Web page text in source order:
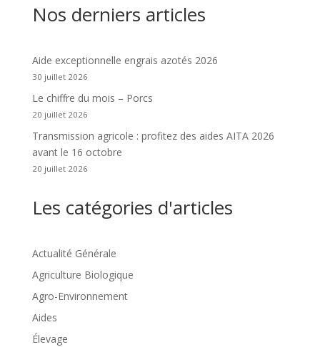
Nos derniers articles
Aide exceptionnelle engrais azotés 2026
30 juillet 2026
Le chiffre du mois – Porcs
20 juillet 2026
Transmission agricole : profitez des aides AITA 2026
avant le 16 octobre
20 juillet 2026
Les catégories d'articles
Actualité Générale
Agriculture Biologique
Agro-Environnement
Aides
Élevage